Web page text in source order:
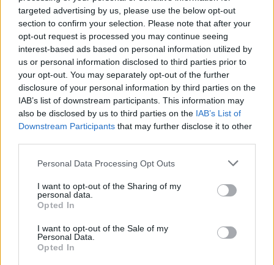
targeted advertising by us, please use the below opt-out
section to confirm your selection. Please note that after your
opt-out request is processed you may continue seeing
interest-based ads based on personal information utilized by
us or personal information disclosed to third parties prior to
your opt-out. You may separately opt-out of the further
disclosure of your personal information by third parties on the
IAB’s list of downstream participants. This information may
also be disclosed by us to third parties on the IAB’s List of
Downstream Participants that may further disclose it to other
Please note that this website/app uses one or more Google
not limited to your visit or usage behaviour. You may click to
grant or deny consent to Google and its third-party tags to
use your data for below specified purposes in below Google
consent section.
Personal Data Processing Opt Outs
I want to opt-out of the Sharing of my
personal data.
Opted In
I want to opt-out of the Sale of my
Personal Data.
Opted In
vállalkozásoknak, nyugdíjreformot, az Öt
Csillag Mozgalom volt kormánypárt által
bevezetett állampolgári jövedelem eltörlését,
mivel a „szegénységet nem lehet segélyekkel
felszámolni” és az államadósság
csökkentését, amik mind részletesen
szerepelnek majd a költségvetési csomagban.
szakadék felszámolását szorgalmazta, a
maffiaellenes harc erősítését,
börtönreformot.
Az ukrajnai háborúról úgy vélte: